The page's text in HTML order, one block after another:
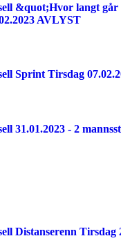
&quot;Hvor langt
AVLYST
Sprint Tirsdag
31.01.2023 - 2
Distanserenn Tirsdag